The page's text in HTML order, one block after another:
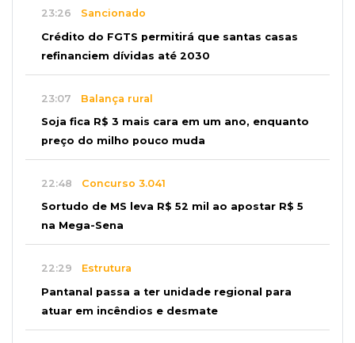
23:26 Sancionado
Crédito do FGTS permitirá que santas casas
refinanciem dívidas até 2030
23:07 Balança rural
Soja fica R$ 3 mais cara em um ano, enquanto
preço do milho pouco muda
22:48 Concurso 3.041
Sortudo de MS leva R$ 52 mil ao apostar R$ 5
na Mega-Sena
22:29 Estrutura
Pantanal passa a ter unidade regional para
atuar em incêndios e desmate